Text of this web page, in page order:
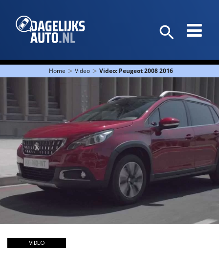
Home > Video > Video: Peugeot 2008 2016
VIDEO